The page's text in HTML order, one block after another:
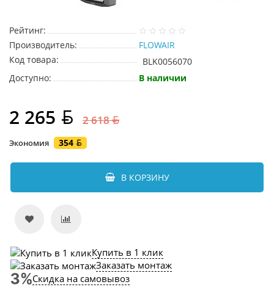
Рейтинг:
Производитель:
FLOWAIR
Код товара:
BLK0056070
Доступно:
В наличии
2 265 2 618
Экономия 354
В КОРЗИНУ
Купить в 1 клик
Заказать монтаж
Скидка на самовывоз